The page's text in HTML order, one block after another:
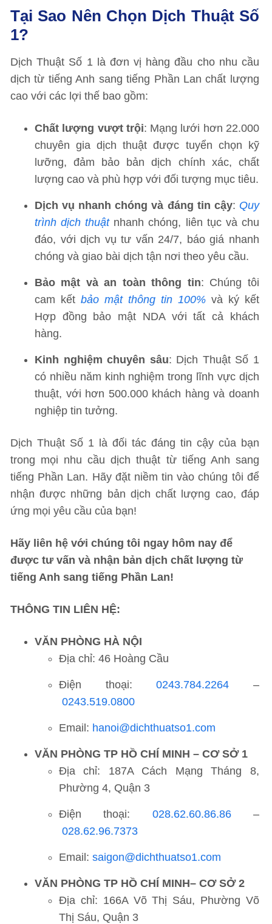
Tại Sao Nên Chọn Dịch Thuật Số
1?
Dịch Thuật Số 1 là đơn vị hàng đầu cho nhu cầu
dịch từ tiếng Anh sang tiếng Phần Lan chất lượng
cao với các lợi thế bao gồm:
Chất lượng vượt trội: Mạng lưới hơn 22.000
chuyên gia dịch thuật được tuyển chọn kỹ
lưỡng, đảm bảo bản dịch chính xác, chất
lượng cao và phù hợp với đối tượng mục tiêu.
Dịch vụ nhanh chóng và đáng tin cậy: Quy
trình dịch thuậtnhanh chóng, liên tục và chu
đáo, với dịch vụ tư vấn 24/7, báo giá nhanh
chóng và giao bài dịch tận nơi theo yêu cầu.
Bảo mật và an toàn thông tin: Chúng tôi
cam kết bảo mật thông tin 100%và ký kết
Hợp đồng bảo mật NDA với tất cả khách
hàng.
Kinh nghiệm chuyên sâu: Dịch Thuật Số 1
có nhiều năm kinh nghiệm trong lĩnh vực dịch
thuật, với hơn 500.000 khách hàng và doanh
nghiệp tin tưởng.
Dịch Thuật Số 1 là đối tác đáng tin cậy của bạn
trong mọi nhu cầu dịch thuật từ tiếng Anh sang
tiếng Phần Lan. Hãy đặt niềm tin vào chúng tôi để
nhận được những bản dịch chất lượng cao, đáp
ứng mọi yêu cầu của bạn!
Hãy liên hệ với chúng tôi ngay hôm nay để
được tư vấn và nhận bản dịch chất lượng từ
tiếng Anh sang tiếng Phần Lan!
THÔNG TIN LIÊN HỆ:
VĂN PHÒNG HÀ NỘI
Địa chỉ: 46 Hoàng Cầu
Điện thoại:0243.784.2264 –
0243.519.0800
Email: hanoi@dichthuatso1.com
VĂN PHÒNG TP HỒ CHÍ MINH – CƠ SỞ 1
Địa chỉ: 187A Cách Mạng Tháng 8,
Phường 4, Quận 3
Điện thoại: 028.62.60.86.86–
028.62.96.7373
Email: saigon@dichthuatso1.com
VĂN PHÒNG TP HỒ CHÍ MINH– CƠ SỞ 2
Địa chỉ: 166A Võ Thị Sáu, Phường Võ
Thị Sáu, Quận 3